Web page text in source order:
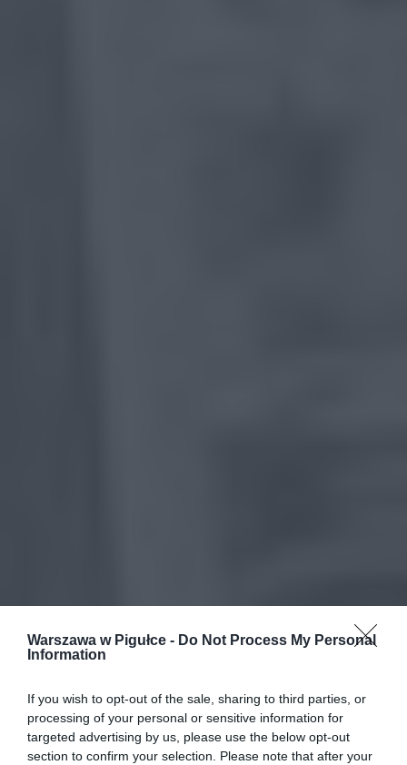
Warszawa w Pigułce - Do Not Process My Personal
Information
If you wish to opt-out of the sale, sharing to third parties, or
processing of your personal or sensitive information for
targeted advertising by us, please use the below opt-out
section to confirm your selection. Please note that after your